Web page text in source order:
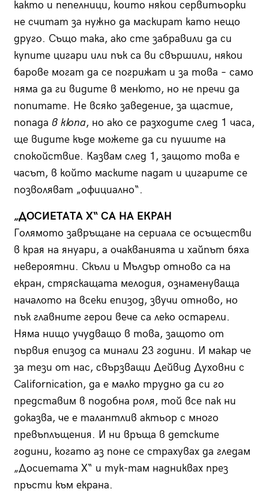
както и пепелници, които някои сервитьорки
не считат за нужно да маскират като нещо
друго. Също така, ако сте забравили да си
купите цигари или пък са ви свършили, някои
барове могат да се погрижат и за това – само
няма да ги видите в менюто, но не пречи да
попитате. Не всяко заведение, за щастие,
попада в кюпа, но ако се разходите след 1 часа,
ще видите къде можете да си пушите на
спокойствие. Казвам след 1, защото това е
часът, в който маските падат и цигарите се
позволяват „официално“.
„ДОСИЕТАТА Х“ СА НА ЕКРАН
Голямото завръщане на сериала се осъществи
в края на януари, а очакванията и хайпът бяха
невероятни. Скъли и Мълдър отново са на
екран, стряскащата мелодия, ознаменуваща
началото на всеки епизод, звучи отново, но
пък главните герои вече са леко остарели.
Няма нищо учудващо в това, защото от
първия епизод са минали 23 години. И макар че
за тези от нас, свързващи Дейвид Духовни с
Californication, да е малко трудно да си го
представим в подобна роля, той все пак ни
доказва, че е талантлив актьор с много
превъплъщения. И ни връща в детските
години, когато аз поне се страхувах да гледам
„Досиетата Х“ и тук-там надниквах през
пръсти към екрана.